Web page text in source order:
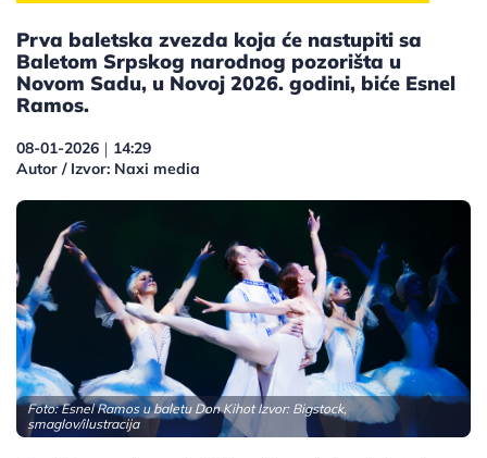
Prva baletska zvezda koja će nastupiti sa
Baletom Srpskog narodnog pozorišta u
Novom Sadu, u Novoj 2026. godini, biće Esnel
Ramos.
08-01-2026 | 14:29
Autor / Izvor: Naxi media
Foto: Esnel Ramos u baletu Don Kihot Izvor: Bigstock,
smaglov/ilustracija